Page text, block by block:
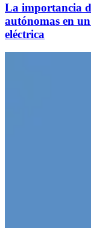
La importancia
autónomas en
eléctrica